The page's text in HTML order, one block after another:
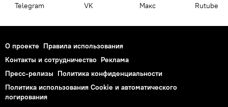
Telegram VK Макс Rutube
О проекте Правила использования
Контакты и сотрудничество Реклама
Пресс-релизы Политика конфиденциальности
Политика использования Cookie и автоматического
логирования